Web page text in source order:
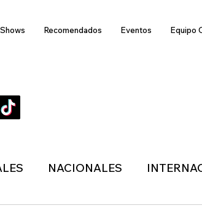
Shows Recomendados Eventos Equipo
NACIONALES